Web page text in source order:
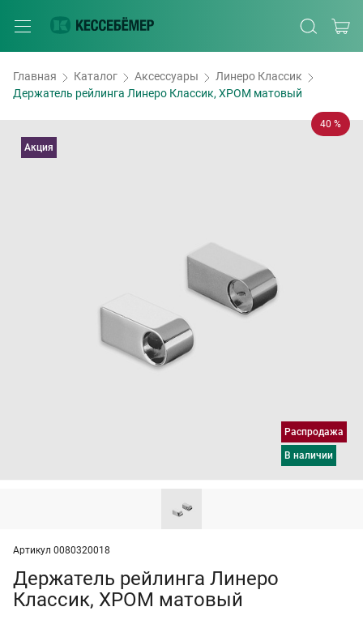
Главная Каталог Аксессуары
Линеро Классик
Держатель рейлинга Линеро Классик, ХРОМ матовый
40 %
Распродажа
в наличии
Акция
Артикул 0080320018
Держатель рейлинга Линеро
Классик, ХРОМ матовый